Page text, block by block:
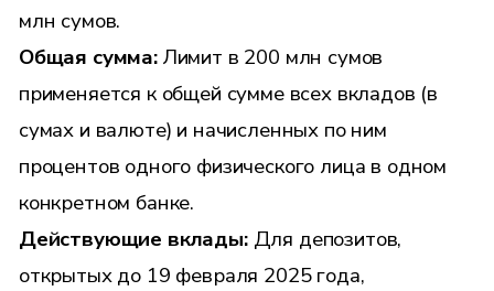
млн сумов.
Общая сумма:Лимит в 200 млн сумов
применяется к общей сумме всех вкладов (в
сумах и валюте) и начисленных по ним
процентов одного физического лица в одном
конкретном банке.
Действующие вклады: Для депозитов,
открытых до 19 февраля 2025 года,